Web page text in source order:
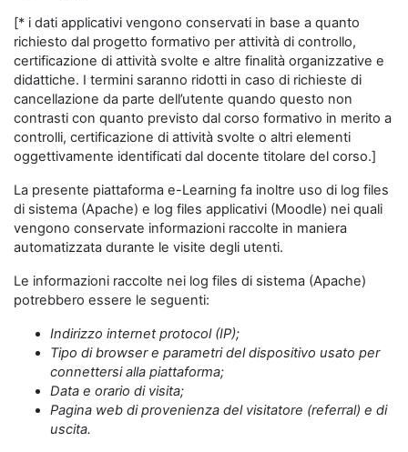
[* i dati applicativi vengono conservati in base a quanto
richiesto dal progetto formativo per attività di controllo,
certificazione di attività svolte e altre finalità organizzative e
didattiche. I termini saranno ridotti in caso di richieste di
cancellazione da parte dell’utente quando questo non
contrasti con quanto previsto dal corso formativo in merito a
controlli, certificazione di attività svolte o altri elementi
oggettivamente identificati dal docente titolare del corso.]
La presente piattaforma e-Learning fa inoltre uso di log files
di sistema (Apache) e log files applicativi (Moodle) nei quali
vengono conservate informazioni raccolte in maniera
automatizzata durante le visite degli utenti.
Le informazioni raccolte nei log files di sistema (Apache)
potrebbero essere le seguenti:
Indirizzo internet protocol (IP);
Tipo di browser e parametri del dispositivo usato per
connettersi alla piattaforma;
Data e orario di visita;
Pagina web di provenienza del visitatore (referral) e di
uscita.